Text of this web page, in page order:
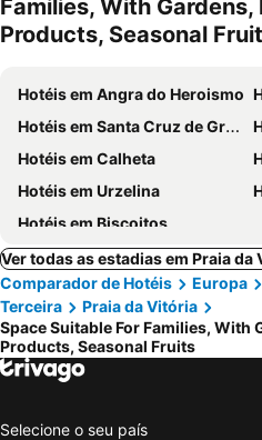
Families, With
Products, Seasonal
Hotéis em Angra do Heroismo
Hotéis em Santa Cruz de Graciosa
Hotéis em Calheta
Hotéis em Urzelina
Hotéis em Biscoitos
Ver todas as estadias em Praia da
Comparador de Hotéis
Europa
Terceira
Praia da Vitória
Space Suitable For Families, With
Products, Seasonal Fruits
Selecione o seu país